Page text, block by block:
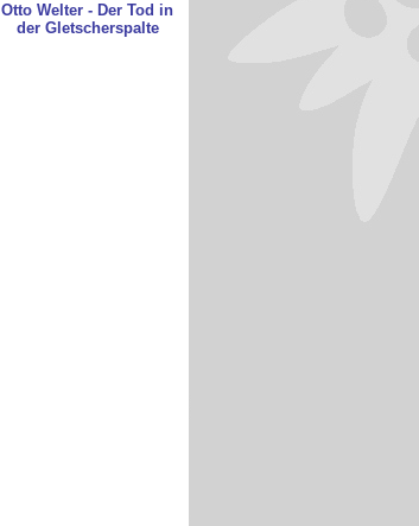
Otto Welter - Der Tod in
der Gletscherspalte